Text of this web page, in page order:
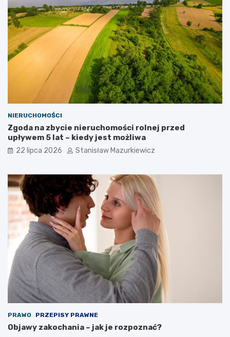
NIERUCHOMOŚCI
Zgoda na zbycie nieruchomości rolnej przed
upływem 5 lat – kiedy jest możliwa
22 lipca 2026 Stanisław Mazurkiewicz
PRAWO PRZEPISY PRAWNE
Objawy zakochania – jak je rozpoznać?